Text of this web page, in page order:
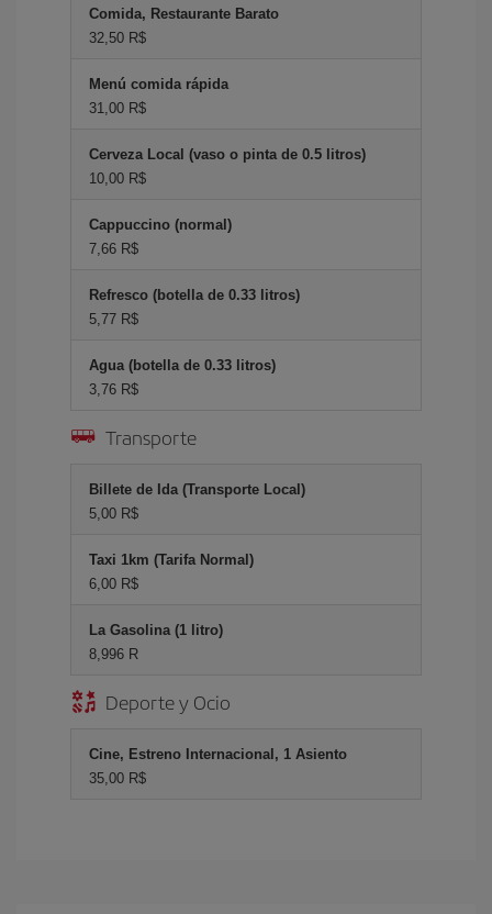
Comida, Restaurante Barato
32,50 R$
Menú comida rápida
31,00 R$
Cerveza Local (vaso o pinta de 0.5 litros)
10,00 R$
Cappuccino (normal)
7,66 R$
Refresco (botella de 0.33 litros)
5,77 R$
Agua (botella de 0.33 litros)
3,76 R$
Transporte
Billete de Ida (Transporte Local)
5,00 R$
Taxi 1km (Tarifa Normal)
6,00 R$
La Gasolina (1 litro)
8,996 R
Deporte y Ocio
Cine, Estreno Internacional, 1 Asiento
35,00 R$